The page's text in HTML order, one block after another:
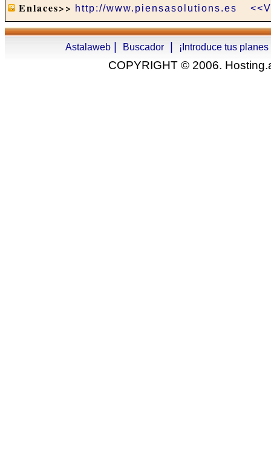
Enlaces>> http://www.piensasolutions.es
Astalaweb Buscador ¡Introduce tus
COPYRIGHT © 2006.